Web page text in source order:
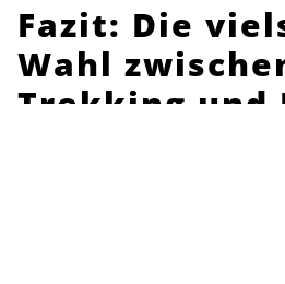
Fazit: Die
Wahl
Trekking und